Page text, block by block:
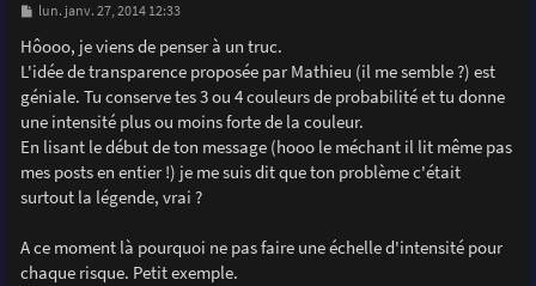
M
s
s
a
g
e
lun. janv. 27, 2014 12:33
Hôooo, je viens de penser à un truc.
L'idée de transparence proposée par Mathieu (il me semble ?) est
géniale. Tu conserve tes 3 ou 4 couleurs de probabilité et tu donne
une intensité plus ou moins forte de la couleur.
En lisant le début de ton message (hooo le méchant il lit même pas
mes posts en entier !) je me suis dit que ton problème c'était
surtout la légende, vrai ?
A ce moment là pourquoi ne pas faire une échelle d'intensité pour
chaque risque. Petit exemple.